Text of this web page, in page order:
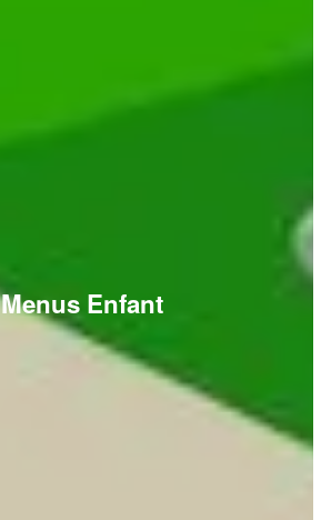
Menus Enfant